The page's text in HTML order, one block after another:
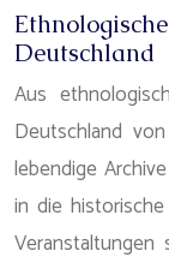
Deutschland
Aus
Deutschland
lebendige
in die
Veranstaltungen